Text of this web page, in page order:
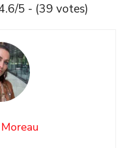
5 - (39 votes)